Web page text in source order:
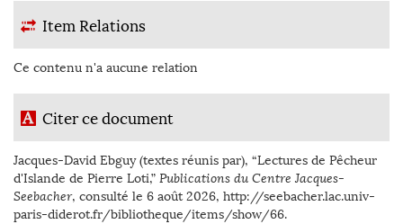
Item Relations
Ce contenu n'a aucune relation
Citer ce document
Jacques-David Ebguy (textes réunis par), “Lectures de Pêcheur
d'Islande de Pierre Loti,” Publications du Centre Jacques-
Seebacher, consulté le 6 août 2026, http://seebacher.lac.univ-
paris-diderot.fr/bibliotheque/items/show/66.